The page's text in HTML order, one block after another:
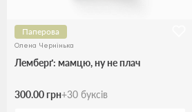
Паперова
Олена Чернінька
Лемберґ: мамцю, ну не плач
300.00 грн+30 буксів